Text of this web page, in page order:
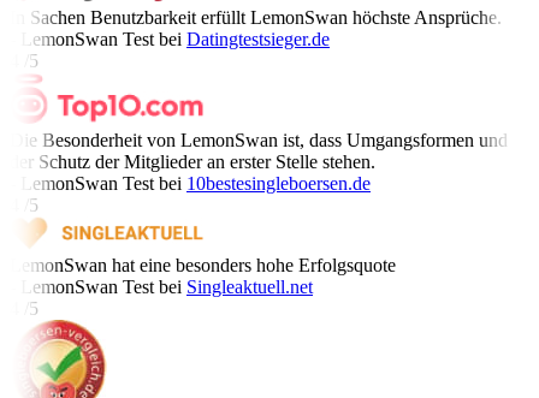
In Sachen Benutzbarkeit erfüllt LemonSwan höchste Ansprüche.
- LemonSwan Test bei Datingtestsieger.de
4 /5
Die Besonderheit von LemonSwan ist, dass Umgangsformen und
der Schutz der Mitglieder an erster Stelle stehen.
- LemonSwan Test bei 10bestesingleboersen.de
4 /5
LemonSwan hat eine besonders hohe Erfolgsquote
- LemonSwan Test bei Singleaktuell.net
4 /5